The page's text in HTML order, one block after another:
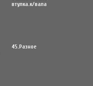
втулка.к/вала
45.Разное